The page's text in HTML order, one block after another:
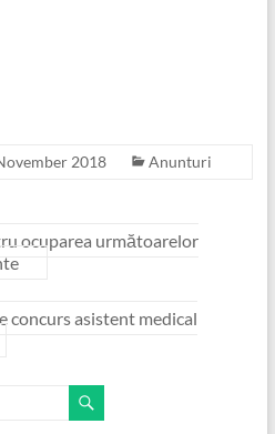
2018 Anunturi
ocuparea următoarelor
concurs asistent medical